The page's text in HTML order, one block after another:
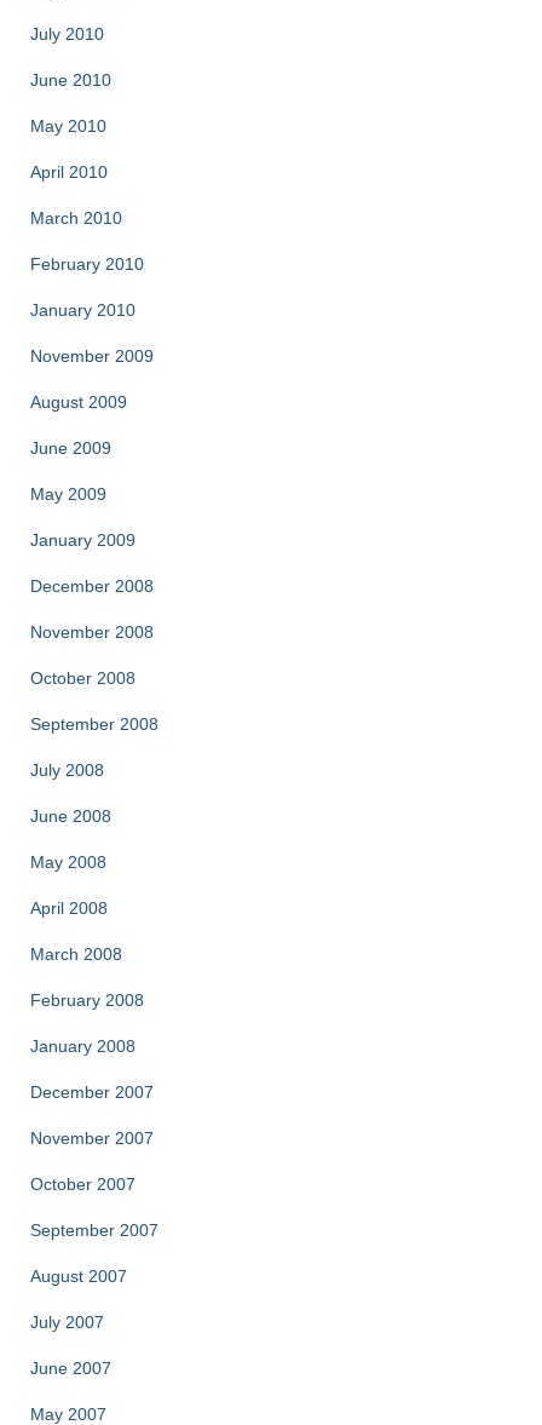
July 2010
June 2010
May 2010
April 2010
March 2010
February 2010
January 2010
November 2009
August 2009
June 2009
May 2009
January 2009
December 2008
November 2008
October 2008
September 2008
July 2008
June 2008
May 2008
April 2008
March 2008
February 2008
January 2008
December 2007
November 2007
October 2007
September 2007
August 2007
July 2007
June 2007
May 2007